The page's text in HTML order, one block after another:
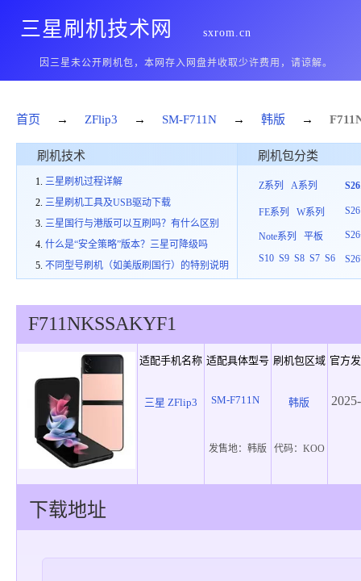
三星刷机技术网 sxrom.cn
因三星未公开刷机包，本网存入网盘并收取少许费用，请谅解。
首页 → ZFlip3 → SM-F711N → 韩版 →
刷机技术
三星刷机过程详解
三星刷机工具及USB驱动下载
三星国行与港版可以互刷吗？有什么区别
什么是“安全策略”版本？三星可降级吗
不同型号刷机（如美版刷国行）的特别说明
刷机包分类
Z系列 A系列
FE系列 W系列
Note系列
平板
S10 S9 S8 S7 S6
S26
F711NKSSAKYF1
适配手机名称 适配具体型号 刷机包区域 官方
三星 ZFlip3 SM-F711N 韩版
发售地： 韩版 代码： KOO
下载地址